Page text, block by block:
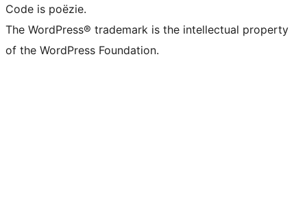
Code is poëzie.
The WordPress® trademark is the intellectual property
of the WordPress Foundation.